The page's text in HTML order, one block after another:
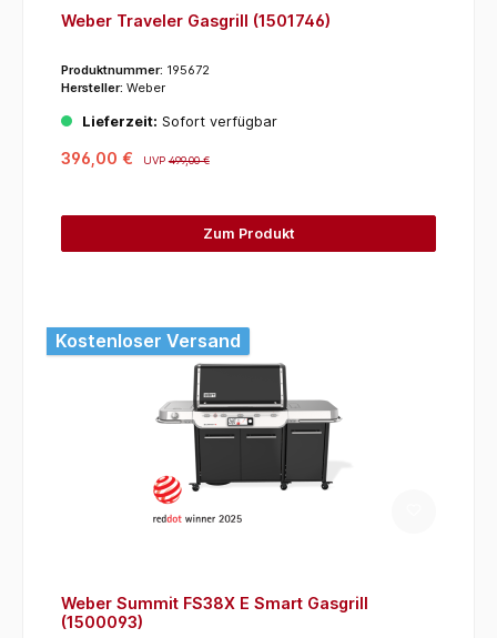
Weber Traveler Gasgrill (1501746)
Produktnummer: 195672
Hersteller: Weber
Lieferzeit: Sofort verfügbar
396,00 € UVP499,00 €
Zum Produkt
Kostenloser Versand
Weber Summit FS38X E Smart Gasgrill
(1500093)